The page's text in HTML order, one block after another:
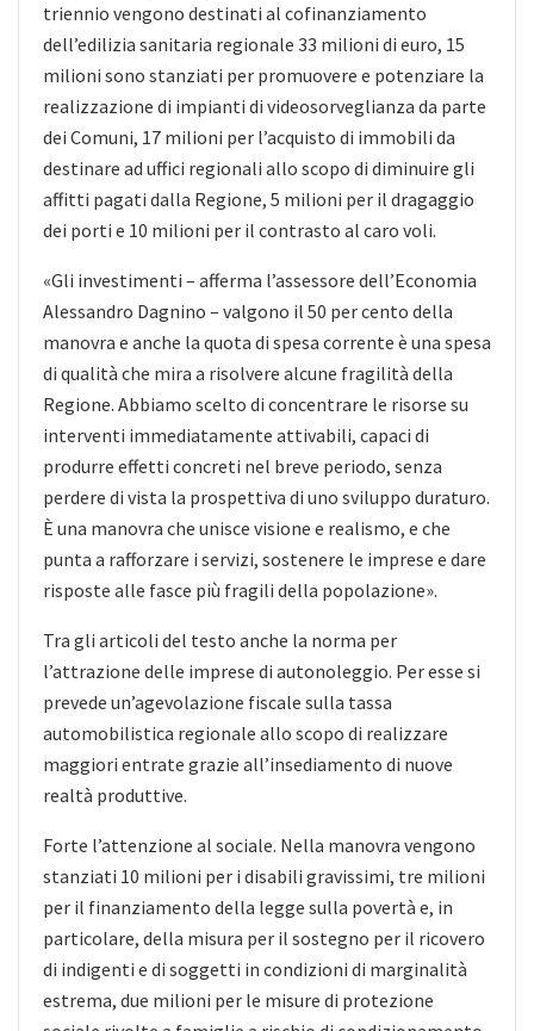
triennio vengono destinati al cofinanziamento
dell’edilizia sanitaria regionale 33 milioni di euro, 15
milioni sono stanziati per promuovere e potenziare la
realizzazione di impianti di videosorveglianza da parte
dei Comuni, 17 milioni per l’acquisto di immobili da
destinare ad uffici regionali allo scopo di diminuire gli
affitti pagati dalla Regione, 5 milioni per il dragaggio
dei porti e 10 milioni per il contrasto al caro voli.
«Gli investimenti – afferma l’assessore dell’Economia
Alessandro Dagnino – valgono il 50 per cento della
manovra e anche la quota di spesa corrente è una spesa
di qualità che mira a risolvere alcune fragilità della
Regione. Abbiamo scelto di concentrare le risorse su
interventi immediatamente attivabili, capaci di
produrre effetti concreti nel breve periodo, senza
perdere di vista la prospettiva di uno sviluppo duraturo.
È una manovra che unisce visione e realismo, e che
punta a rafforzare i servizi, sostenere le imprese e dare
risposte alle fasce più fragili della popolazione».
Tra gli articoli del testo anche la norma per
l’attrazione delle imprese di autonoleggio. Per esse si
prevede un’agevolazione fiscale sulla tassa
automobilistica regionale allo scopo di realizzare
maggiori entrate grazie all’insediamento di nuove
realtà produttive.
Forte l’attenzione al sociale. Nella manovra vengono
stanziati 10 milioni per i disabili gravissimi, tre milioni
per il finanziamento della legge sulla povertà e, in
particolare, della misura per il sostegno per il ricovero
di indigenti e di soggetti in condizioni di marginalità
estrema, due milioni per le misure di protezione